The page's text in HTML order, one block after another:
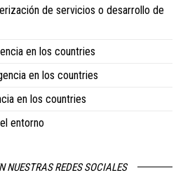
de servicios o desarrollo de
en los countries
en los countries
en los countries
entorno
NUESTRAS REDES SOCIALES